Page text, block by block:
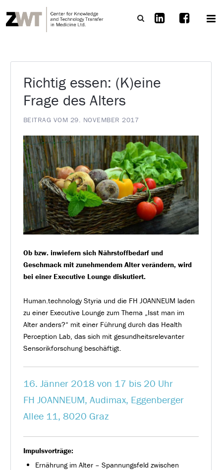
Richtig essen: (K)eine
Frage des Alters
BEITRAG VOM 29. NOVEMBER 2017
Ob bzw. inwiefern sich Nährstoffbedarf und
Geschmack mit zunehmendem Alter verändern, wird
bei einer Executive Lounge diskutiert.
Human.technology Styria und die FH JOANNEUM laden
zu einer Executive Lounge zum Thema „Isst man im
Alter anders?“ mit einer Führung durch das Health
Perception Lab, das sich mit gesundheitsrelevanter
Sensorikforschung beschäftigt.
16. Jänner 2018 von 17 bis 20 Uhr
FH JOANNEUM, Audimax, Eggenberger
Allee 11, 8020 Graz
Impulsvorträge:
Ernährung im Alter – Spannungsfeld zwischen